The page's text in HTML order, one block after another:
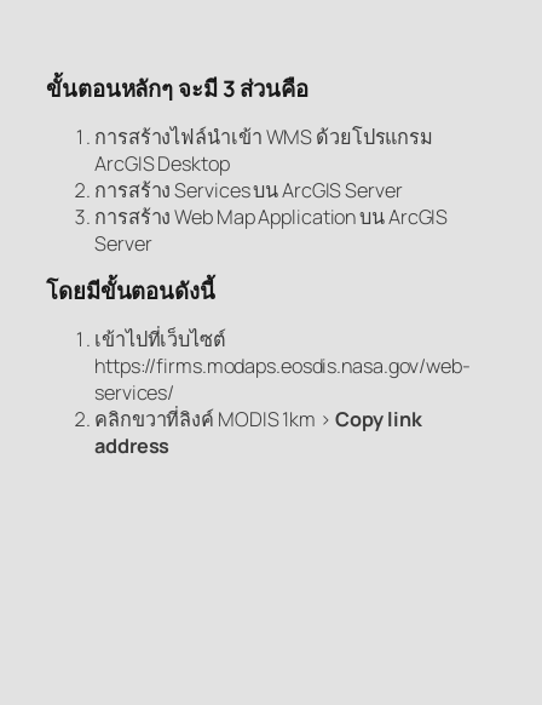
ขั้นตอนหลักๆ จะมี 3 ส่วนคือ
การสร้างไฟล์นำเข้า WMS ด้วยโปรแกรม
ArcGIS Desktop
การสร้าง Services บน ArcGIS Server
การสร้าง Web Map Application บน ArcGIS
Server
โดยมีขั้นตอนดังนี้
เข้าไปที่เว็บไซต์
https://firms.modaps.eosdis.nasa.gov/web-
services/
คลิกขวาที่ลิงค์ MODIS 1km > Copy link
address